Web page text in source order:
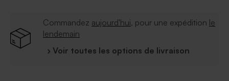
Commandez aujourd'hui, pour une expédition le
lendemain
› Voir toutes les options de livraison